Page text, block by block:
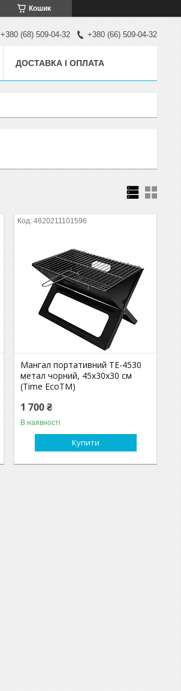
Кошик
+380 (68) 509-04-32 +380 (66) 509-04-32
ДОСТАВКА І ОПЛАТА
4820211101596
Мангал портативний TE-4530
метал чорний, 45х30х30 см
(Time EcoTM)
1 700 ₴
В наявності
Купити